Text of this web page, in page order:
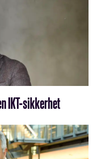
IKT-sikkerhet